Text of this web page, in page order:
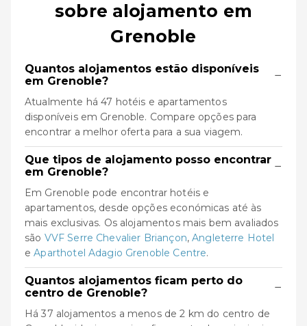
sobre alojamento em
Grenoble
Quantos alojamentos estão disponíveis
em Grenoble?
−
Atualmente há 47 hotéis e apartamentos
disponíveis em Grenoble. Compare opções para
encontrar a melhor oferta para a sua viagem.
Que tipos de alojamento posso encontrar
em Grenoble?
−
Em Grenoble pode encontrar hotéis e
apartamentos, desde opções económicas até às
mais exclusivas. Os alojamentos mais bem avaliados
são VVF Serre Chevalier Briançon,Angleterre Hotel
eAparthotel Adagio Grenoble Centre.
Quantos alojamentos ficam perto do
centro de Grenoble?
−
Há 37 alojamentos a menos de 2 km do centro de